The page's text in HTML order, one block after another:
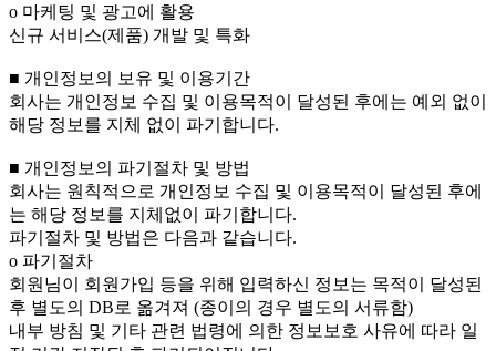
ο 마케팅 및 광고에 활용
신규 서비스(제품) 개발 및 특화
■ 개인정보의 보유 및 이용기간
회사는 개인정보 수집 및 이용목적이 달성된 후에는 예외 없이
해당 정보를 지체 없이 파기합니다.
■ 개인정보의 파기절차 및 방법
회사는 원칙적으로 개인정보 수집 및 이용목적이 달성된 후에
는 해당 정보를 지체없이 파기합니다.
파기절차 및 방법은 다음과 같습니다.
ο 파기절차
회원님이 회원가입 등을 위해 입력하신 정보는 목적이 달성된
후 별도의 DB로 옮겨져 (종이의 경우 별도의 서류함)
내부 방침 및 기타 관련 법령에 의한 정보보호 사유에 따라 일